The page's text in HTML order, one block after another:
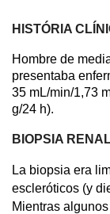
HISTÓRIA
Hombre de
presentaba
35 mL/min/1,73
g/24 h).
BIOPSIA
La biopsia era
escleróticos (y
Mientras